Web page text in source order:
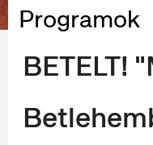
Programok
BETELT!